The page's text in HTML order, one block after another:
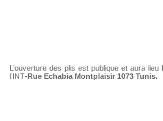
L’ouverture des plis est publique et aura lieu
l’INT-Rue Echabia Montplaisir 1073 Tunis.